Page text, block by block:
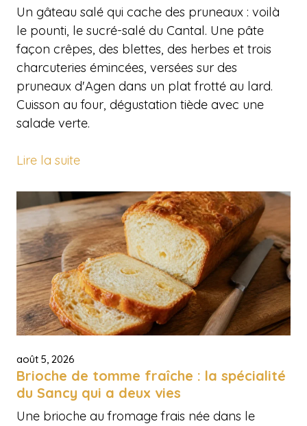
Un gâteau salé qui cache des pruneaux : voilà
le pounti, le sucré-salé du Cantal. Une pâte
façon crêpes, des blettes, des herbes et trois
charcuteries émincées, versées sur des
pruneaux d'Agen dans un plat frotté au lard.
Cuisson au four, dégustation tiède avec une
salade verte.
Lire la suite
août 5, 2026
Brioche de tomme fraîche : la spécialité
du Sancy qui a deux vies
Une brioche au fromage frais née dans le